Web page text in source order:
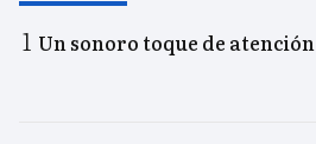
Un sonoro toque de atención